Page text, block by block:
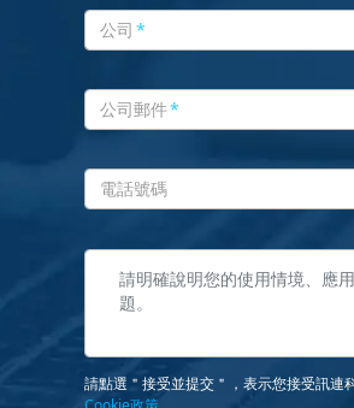
公司 *
公司郵件*
電話號碼
請點選＂接受並提交＂，表示您接受訊連